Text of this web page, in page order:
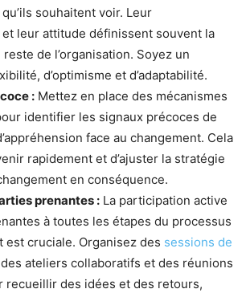
souhaitent voir. Leur
leur attitude définissent souvent la
de l’organisation. Soyez un
d’optimisme et d’adaptabilité.
: Mettez en place des mécanismes
identifier les signaux précoces de
face au changement. Cela
rapidement et d’ajuster la stratégie
en conséquence.
prenantes : La participation active
à toutes les étapes du processus
est cruciale. Organisez des sessions de
ateliers collaboratifs et des réunions
recueillir des idées et des retours,